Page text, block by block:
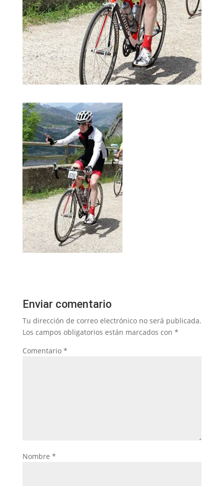
Enviar comentario
Tu dirección de correo electrónico no será publicada.
Los campos obligatorios están marcados con *
Comentario *
Nombre *